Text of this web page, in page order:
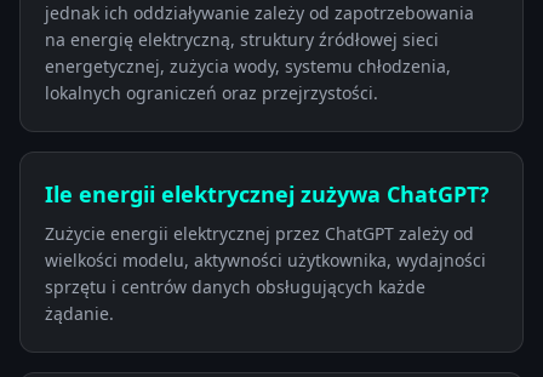
jednak ich oddziaływanie zależy od zapotrzebowania
na energię elektryczną, struktury źródłowej sieci
energetycznej, zużycia wody, systemu chłodzenia,
lokalnych ograniczeń oraz przejrzystości.
Ile energii elektrycznej zużywa ChatGPT?
Zużycie energii elektrycznej przez ChatGPT zależy od
wielkości modelu, aktywności użytkownika, wydajności
sprzętu i centrów danych obsługujących każde
żądanie.